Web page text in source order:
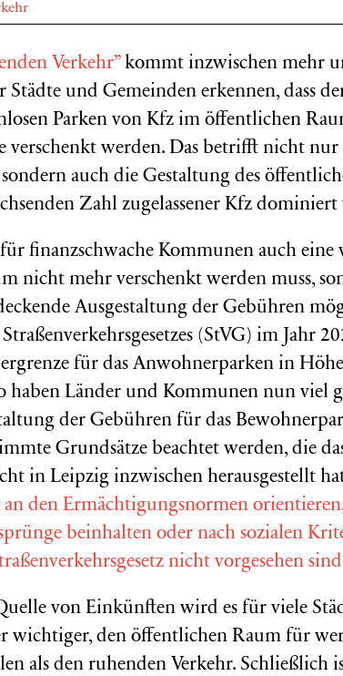
Verkehr”kommt inzwischen mehr
Städte und Gemeinden erkennen, dass
Parken von Kfz im öffentlichen
verschenkt werden. Das betrifft nicht nur
auch die Gestaltung des
Zahl zugelassener Kfz dominiert
finanzschwache Kommunen auch eine
nicht mehr verschenkt werden muss,
Ausgestaltung der Gebühren
(StVG) im Jahr
für das Anwohnerparken in
haben Länder und Kommunen nun viel
der Gebühren für das
Grundsätze beachtet werden, die
in Leipzig inzwischen herausgestellt
den Ermächtigungsnormen
beinhalten oder nach sozialen
nicht vorgesehen sind
von Einkünften wird es für viele
wichtiger, den öffentlichen Raum für
als den ruhenden Verkehr. Schließlich